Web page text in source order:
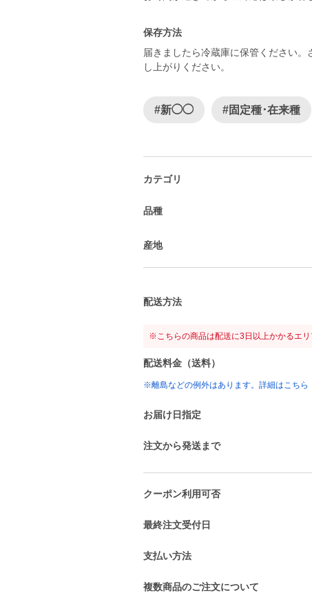
保存方法
届きましたら冷蔵庫に保管ください
し上がりください。
#新◯◯ #固定種･在来種
カテゴリ
品種
産地
配送方法
※こちらの商品は配送に3日以上かかるエ
配送料金（送料）
※離島などの例外はあります。詳細はこちら
お届け日指定
注文から発送まで
クーポン利用可否
最終注文受付日
支払い方法
複数商品のご注文について